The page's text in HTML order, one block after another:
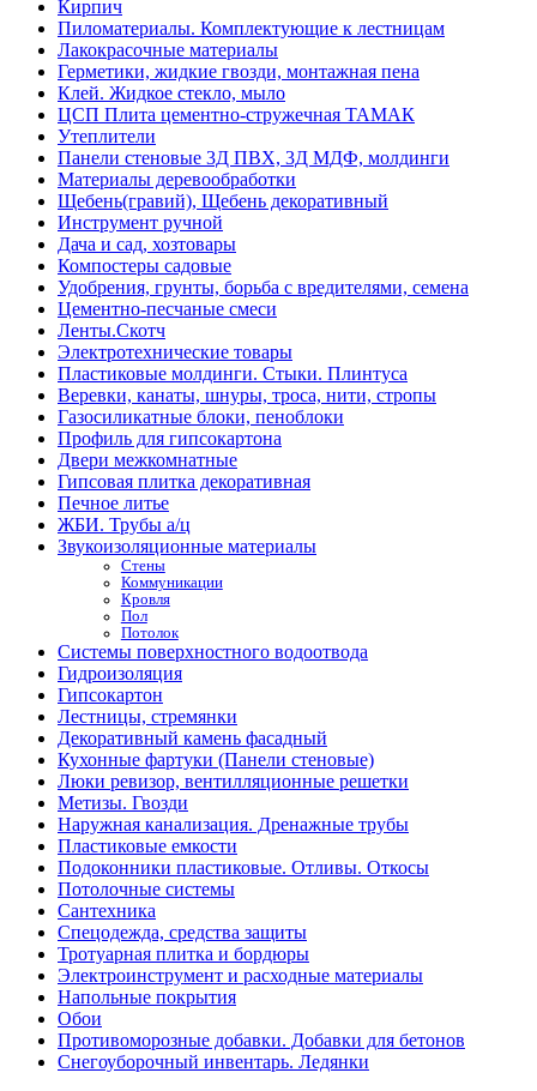
Кирпич
Пиломатериалы. Комплектующие к лестницам
Лакокрасочные материалы
Герметики, жидкие гвозди, монтажная пена
Клей. Жидкое стекло, мыло
ЦСП Плита цементно-стружечная ТАМАК
Утеплители
Панели стеновые 3Д ПВХ, 3Д МДФ, молдинги
Материалы деревообработки
Щебень(гравий), Щебень декоративный
Инструмент ручной
Дача и сад, хозтовары
Компостеры садовые
Удобрения, грунты, борьба с вредителями, семена
Цементно-песчаные смеси
Ленты.Скотч
Электротехнические товары
Пластиковые молдинги. Стыки. Плинтуса
Веревки, канаты, шнуры, троса, нити, стропы
Газосиликатные блоки, пеноблоки
Профиль для гипсокартона
Двери межкомнатные
Гипсовая плитка декоративная
Печное литье
ЖБИ. Трубы а/ц
Звукоизоляционные материалы
Стены
Коммуникации
Кровля
Пол
Потолок
Системы поверхностного водоотвода
Гидроизоляция
Гипсокартон
Лестницы, стремянки
Декоративный камень фасадный
Кухонные фартуки (Панели стеновые)
Люки ревизор, вентилляционные решетки
Метизы. Гвозди
Наружная канализация. Дренажные трубы
Пластиковые емкости
Подоконники пластиковые. Отливы. Откосы
Потолочные системы
Сантехника
Спецодежда, средства защиты
Тротуарная плитка и бордюры
Электроинструмент и расходные материалы
Напольные покрытия
Обои
Противоморозные добавки. Добавки для бетонов
Снегоуборочный инвентарь. Ледянки